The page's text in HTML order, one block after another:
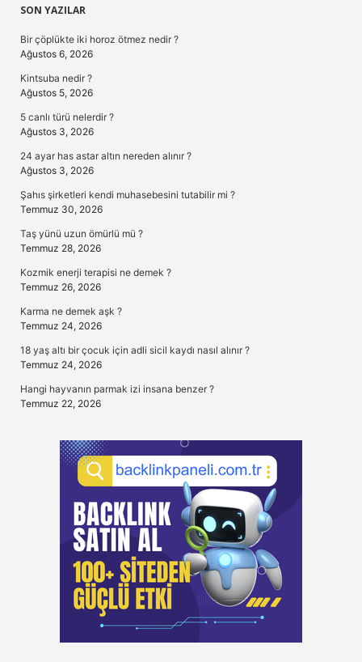
Sidebar
SON YAZILAR
Bir çöplükte iki horoz ötmez nedir ?
Ağustos 6, 2026
Kintsuba nedir ?
Ağustos 5, 2026
5 canlı türü nelerdir ?
Ağustos 3, 2026
24 ayar has astar altın nereden alınır ?
Ağustos 3, 2026
Şahıs şirketleri kendi muhasebesini tutabilir mi ?
Temmuz 30, 2026
Taş yünü uzun ömürlü mü ?
Temmuz 28, 2026
Kozmik enerji terapisi ne demek ?
Temmuz 26, 2026
Karma ne demek aşk ?
Temmuz 24, 2026
18 yaş altı bir çocuk için adli sicil kaydı nasıl alınır ?
Temmuz 24, 2026
Hangi hayvanın parmak izi insana benzer ?
Temmuz 22, 2026